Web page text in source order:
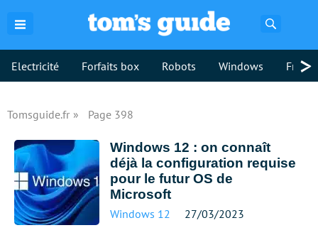
Electricité Forfaits box Robots Windows >
Tomsguide.fr Page 398
Windows 12 : on connaît
déjà la configuration requise
pour le futur OS de
Microsoft
Windows 12 27/03/2023